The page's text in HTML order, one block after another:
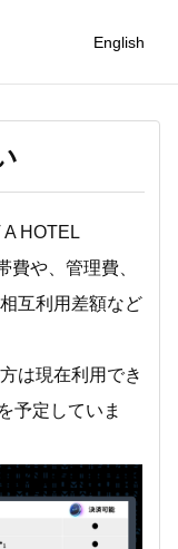
English
A HOTEL
や、管理費、
互利用差額など
は現在利用でき
予定していま